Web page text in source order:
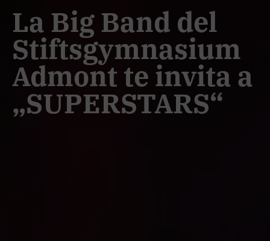
La Big Band del
Stiftsgymnasium
Admont te invita a
„SUPERSTARS“